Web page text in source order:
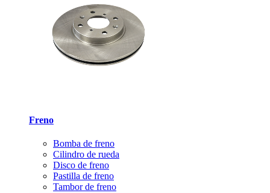
Freno
Bomba de freno
Cilindro de rueda
Disco de freno
Pastilla de freno
Tambor de freno